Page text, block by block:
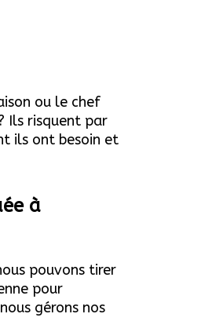
ou le chef
Ils risquent par
ils ont besoin et
à
pouvons tirer
pour
gérons nos